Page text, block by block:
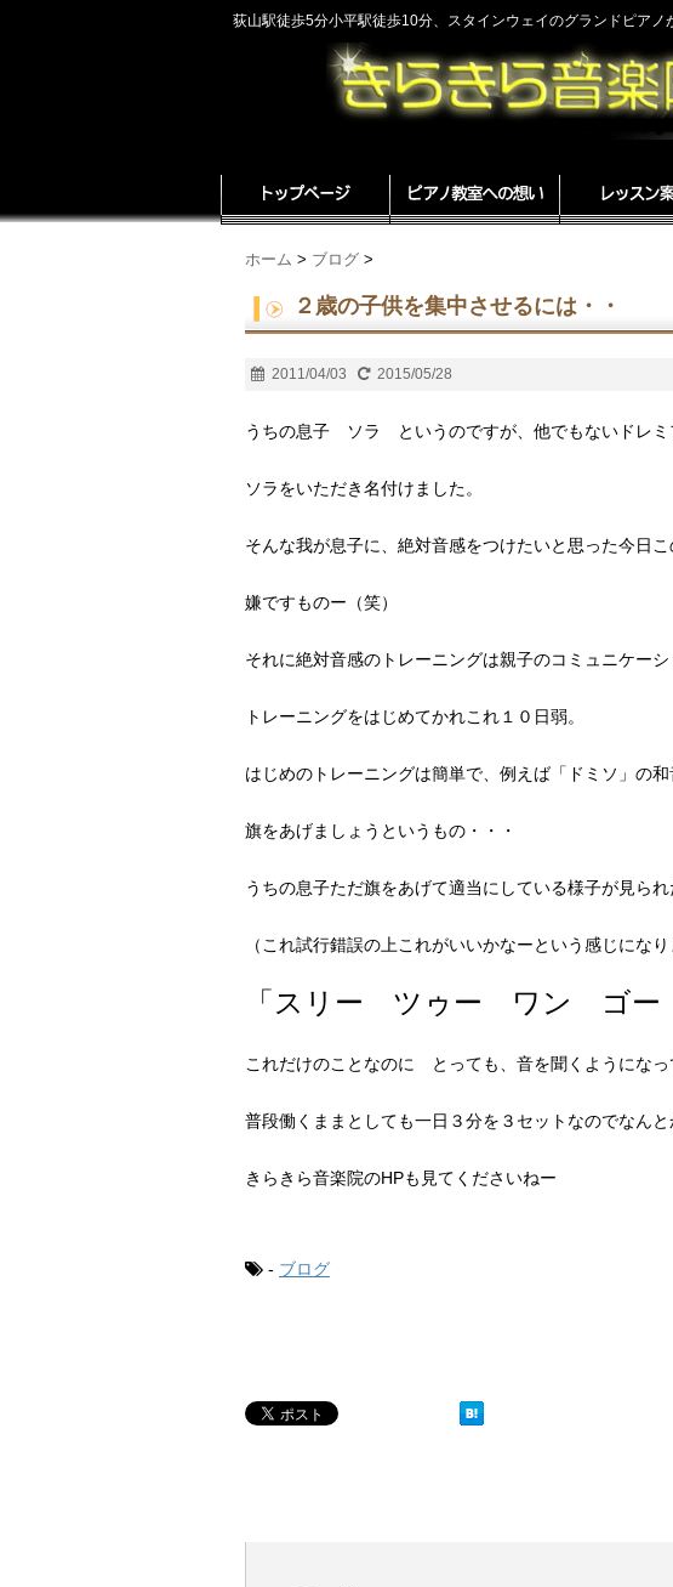
荻山駅徒歩5分小平駅徒歩10分、スタインウェイのグランドピアノ
ホーム > ブログ >
２歳の子供を集中させるには・・
2011/04/03 2015/05/28
うちの息子 ソラ というのですが、他でもないドレミ
ソラをいただき名付けました。
そんな我が息子に、絶対音感をつけたいと思った今日
嫌ですものー（笑）
それに絶対音感のトレーニングは親子のコミュニケーシ
トレーニングをはじめてかれこれ１０日弱。
はじめのトレーニングは簡単で、例えば「ドミソ」の
旗をあげましょうというもの・・・
うちの息子ただ旗をあげて適当にしている様子が見ら
（これ試行錯誤の上これがいいかなーという感じになり
「スリー ツゥー ワン ゴー
これだけのことなのに とっても、音を聞くようになっ
普段働くままとしても一日３分を３セットなのでなんと
きらきら音楽院のHPも見てくださいねー
- ブログ